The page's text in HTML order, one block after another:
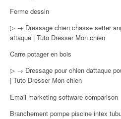
Ferme dessin
▷ → Dressage chien chasse setter
attaque | Tuto Dresser Mon chien
Carre potager en bois
▷ → Dressage pour chien dattaque
| Tuto Dresser Mon chien
Email marketing software comparison
Branchement pompe piscine intex